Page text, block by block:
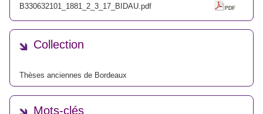
B330632101_1881_2_3_17_BIDAU.pdf
Collection
Thèses anciennes de Bordeaux
Mots-clés